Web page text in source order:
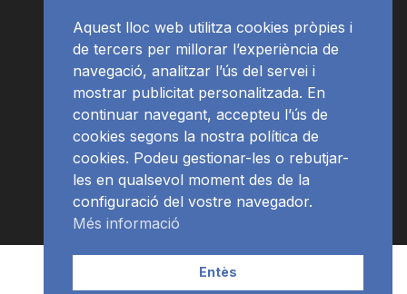
APP Programació
Aquest lloc web utilitza cookies pròpies i
de tercers per millorar l’experiència de
navegació, analitzar l’ús del servei i
mostrar publicitat personalitzada. En
continuar navegant, accepteu l’ús de
cookies segons la nostra política de
cookies. Podeu gestionar-les o rebutjar-
les en qualsevol moment des de la
configuració del vostre navegador.
Més informació
Entès